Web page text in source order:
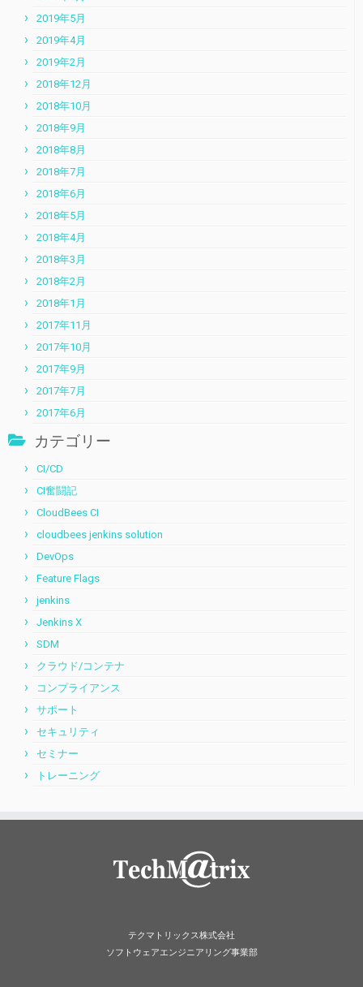
2019年5月
2019年4月
2019年2月
2018年12月
2018年10月
2018年9月
2018年8月
2018年7月
2018年6月
2018年5月
2018年4月
2018年3月
2018年2月
2018年1月
2017年11月
2017年10月
2017年9月
2017年7月
2017年6月
カテゴリー
CI/CD
CI奮闘記
CloudBees CI
cloudbees jenkins solution
DevOps
Feature Flags
jenkins
Jenkins X
SDM
クラウド/コンテナ
コンプライアンス
サポート
セキュリティ
セミナー
トレーニング
テクマトリックス株式会社
ソフトウェアエンジニアリング事業部